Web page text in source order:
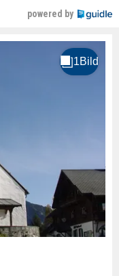
powered by